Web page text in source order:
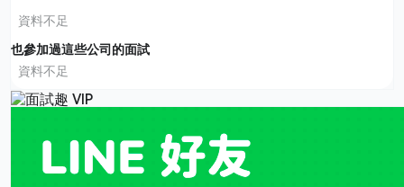
資料不足
也參加過這些公司的面試
資料不足